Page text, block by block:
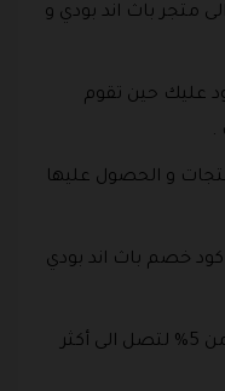
متجر باث اند بودي و
عليك حين تقوم
.
و الحصول عليها
خصم باث اند بودي
نسبة التخفيضات المتوفرة تبدأ من 5% لتصل الى أكثر